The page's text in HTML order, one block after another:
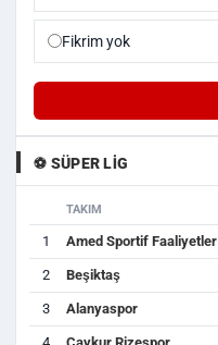
Fikrim yok
⚽ SÜPER LIG
TAKIM
1 Amed Sportif Faaliyetler
2 Beşiktaş
3 Alanyaspor